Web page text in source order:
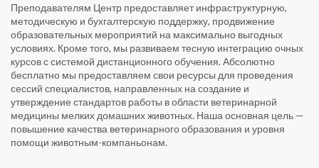
Преподавателям Центр предоставляет инфраструктурную,
методическую и бухгалтерскую поддержку, продвижение
образовательных мероприятий на максимально выгодных
условиях. Кроме того, мы развиваем тесную интеграцию очных
курсов с системой дистанционного обучения. Абсолютно
бесплатно мы предоставляем свои ресурсы для проведения
сессий специалистов, направленных на создание и
утверждение стандартов работы в области ветеринарной
медицины мелких домашних животных. Наша основная цель —
повышение качества ветеринарного образования и уровня
помощи животным-компаньонам.